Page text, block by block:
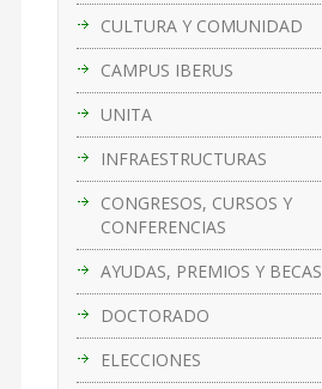
CULTURA Y COMUNIDAD
CAMPUS IBERUS
UNITA
INFRAESTRUCTURAS
CONGRESOS, CURSOS Y
CONFERENCIAS
AYUDAS, PREMIOS Y BECAS
DOCTORADO
ELECCIONES